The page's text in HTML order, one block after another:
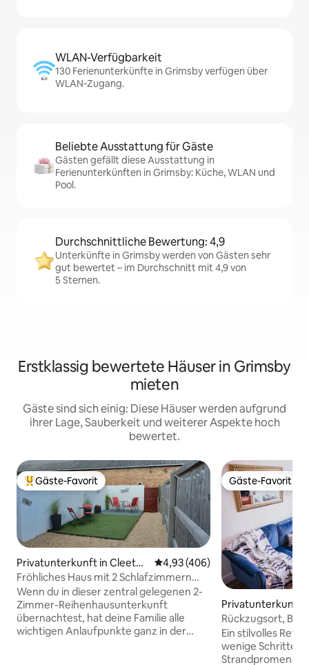
WLAN-Verfügbarkeit
130 Ferienunterkünfte in Grimsby verfügen über
WLAN-Zugang.
Beliebte Ausstattung für Gäste
Gästen gefällt diese Ausstattung in
Ferienunterkünften in Grimsby: Küche, WLAN und
Pool.
Durchschnittliche Bewertung: 4,9
Unterkünfte in Grimsby werden von Gästen sehr
gut bewertet – im Durchschnitt mit 4,9 von
5 Sternen.
Erstklassig bewertete Häuser in Grimsby
mieten
Gäste sind sich einig: Diese Häuser werden aufgrund
ihrer Lage, Sauberkeit und weiterer Aspekte hoch
bewertet.
Beliebter Gäste-Favorit.
Gäste-Favorit
Privatunterkunft in Cleetho
rpes
Durchschnittliche Bewertung:
4,93 (406)
Fröhliches Haus mit 2 Schlafzimmern
und Einfahrt am Meer
Wenn du in dieser zentral gelegenen 2-
Zimmer-Reihenhausunterkunft
übernachtest, hat deine Familie alle
wichtigen Anlaufpunkte ganz in der
Gäste-Favorit
Gäste-Favorit
Privatunterkunft
rpes
Rückzugsort,
Geschäfte
Ein stilvolles
wenige Schritte